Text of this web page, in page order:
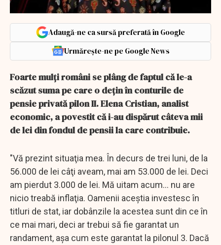
Adaugă-ne ca sursă preferată în Google
Urmărește-ne pe Google News
Foarte mulţi români se plâng de faptul că le-a
scăzut suma pe care o dețin în conturile de
pensie privată pilon II. Elena Cristian, analist
economic, a povestit că i-au dispărut câteva mii
de lei din fondul de pensii la care contribuie.
"Vă prezint situaţia mea. În decurs de trei luni, de la
56.000 de lei câţi aveam, mai am 53.000 de lei. Deci
am pierdut 3.000 de lei. Mă uitam acum... nu are
nicio treabă inflaţia. Oamenii aceştia investesc în
titluri de stat, iar dobânzile la acestea sunt din ce în
ce mai mari, deci ar trebui să fie garantat un
randament, aşa cum este garantat la pilonul 3. Dacă